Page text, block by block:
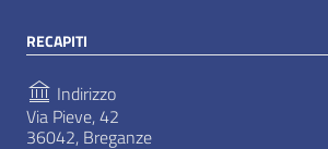
RECAPITI
Indirizzo
Via Pieve, 42
36042, Breganze